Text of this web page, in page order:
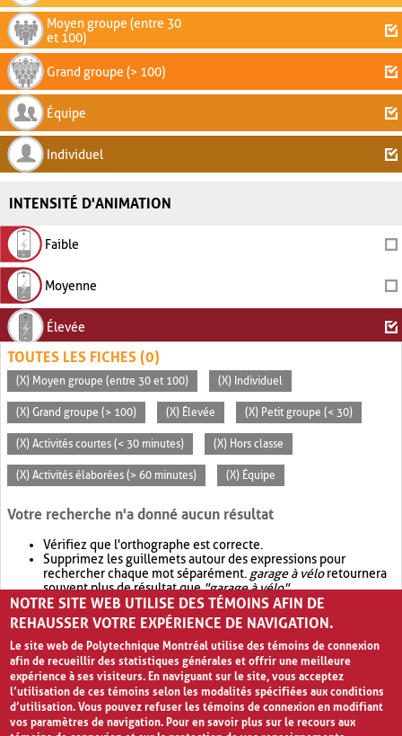
Moyen groupe (entre 30
et 100)
Grand groupe (> 100)
Équipe
Individuel
INTENSITÉ D'ANIMATION
Faible
Moyenne
Élevée
TOUTES LES FICHES (0)
(X) Moyen groupe (entre 30 et 100) (X) Individuel
(X) Grand groupe (> 100) (X) Élevée (X) Petit groupe (< 30)
(X) Activités courtes (< 30 minutes) (X) Hors classe
(X) Activités élaborées (> 60 minutes) (X) Équipe
Votre recherche n'a donné aucun résultat
Vérifiez que l'orthographe est correcte.
Supprimez les guillemets autour des expressions pour
rechercher chaque mot séparément. garage à véloretournera
souvent plus de résultat que"garage à vélo".
Envisagez d'élargir votre recherche avec OR.garage OR vélo
retournera souvent plus de résultat quegarage à vélo
NOTRE SITE WEB UTILISE DES TÉMOINS AFIN DE
REHAUSSER VOTRE EXPÉRIENCE DE NAVIGATION.
Le site web de Polytechnique Montréal utilise des témoins de connexion
afin de recueillir des statistiques générales et offrir une meilleure
expérience à ses visiteurs. En naviguant sur le site, vous acceptez
l’utilisation de ces témoins selon les modalités spécifiées aux conditions
d’utilisation. Vous pouvez refuser les témoins de connexion en modifiant
vos paramètres de navigation. Pour en savoir plus sur le recours aux